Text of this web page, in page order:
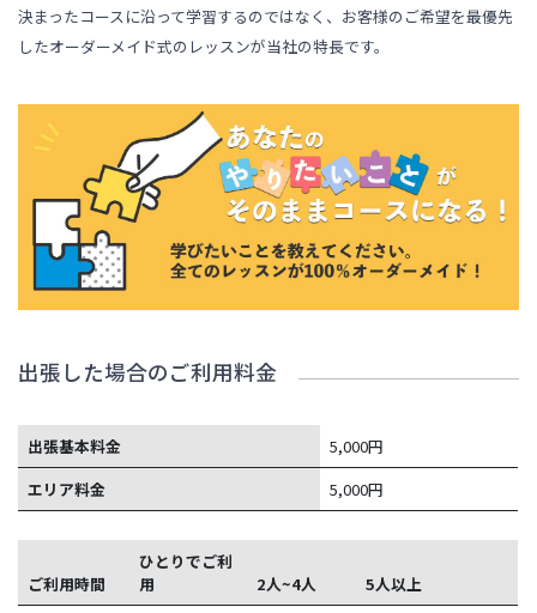
決まったコースに沿って学習するのではなく、お客様のご希望を最優先
したオーダーメイド式のレッスンが当社の特長です。
出張した場合のご利用料金
出張基本料金
5,000円
エリア料金
5,000円
ご利用時間
ひとりでご利
用
2人~4人
5人以上